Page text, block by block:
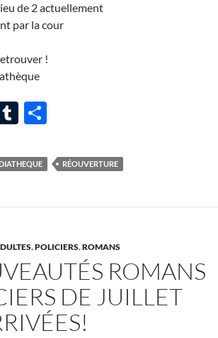
de 2 actuellement
par la cour
!
T
m
r
ta
er
RÉOUVERTURE
,POLICIERS,ROMANS
ROMANS
DE JUILLET